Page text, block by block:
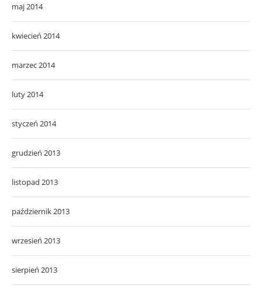
maj 2014
kwiecień 2014
marzec 2014
luty 2014
styczeń 2014
grudzień 2013
listopad 2013
październik 2013
wrzesień 2013
sierpień 2013